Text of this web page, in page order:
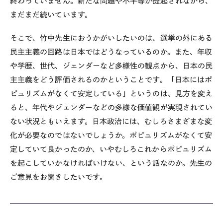
まだまだ続いています。
そこで、竹中先生におうかがいしたいのは、選挙の外にある
民主主義の回路は日本ではどうなっているのか。また、年収
や学歴、世代、ジェンダーなど多様性の観点から、日本の民
主主義をどう評価されるのかということです。「日本にはポ
ピュリズムがなくて安定している」というのは、見方を変え
ると、年代やジェンダーなどの多様な価値観が実現されてい
ない状況ともいえます。日本政治には、むしろさまざまな変
化が必要なのではないでしょうか。ポピュリズムがなくて安
定していて良かったのか、いやむしろこれからポピュリズム
を起こしていかなければいけない、という話なのか。先生の
ご意見をお聞きしたいです。